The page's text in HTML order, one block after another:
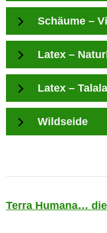
Schäume –
Latex –
Latex –
Wildseide
Terra Humana…